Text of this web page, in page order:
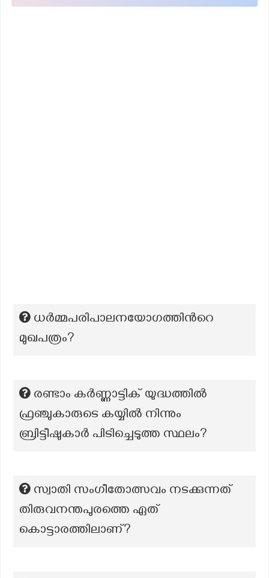
ധർമ്മപരിപാലനയോഗത്തിന്‍റെ
മുഖപത്രം?
രണ്ടാം കർണ്ണാട്ടിക് യുദ്ധത്തിൽ
ഫ്രഞ്ചുകാരുടെ കയ്യിൽ നിന്നും
ബ്രിട്ടീഷുകാർ പിടിച്ചെടുത്ത സ്ഥലം?
സ്വാതി സംഗീതോത്സവം നടക്കുന്നത്
തിരുവനന്തപുരത്തെ ഏത്
കൊട്ടാരത്തിലാണ്?